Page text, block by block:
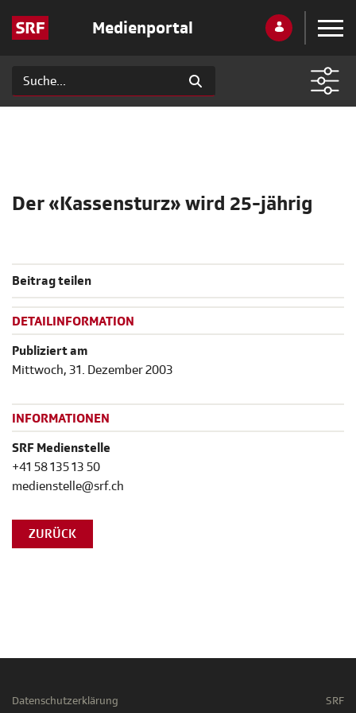
Medienportal
Der «Kassensturz» wird 25-jährig
Beitrag teilen
DETAILINFORMATION
Publiziert am
Mittwoch, 31. Dezember 2003
INFORMATIONEN
SRF Medienstelle
+41 58 135 13 50
medienstelle@srf.ch
ZURÜCK
Datenschutzerklärung SRF